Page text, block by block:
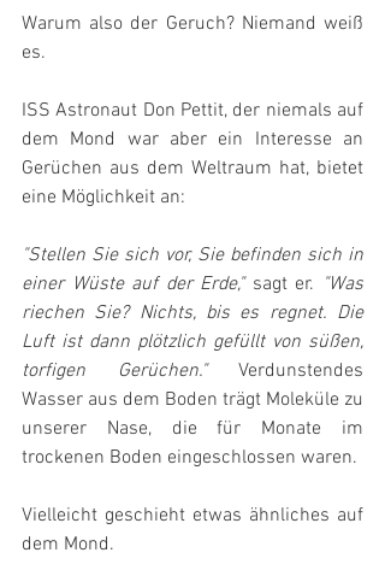
Warum also der Geruch? Niemand weiß
es.
ISS Astronaut Don Pettit, der niemals auf
dem Mond war aber ein Interesse an
Gerüchen aus dem Weltraum hat, bietet
eine Möglichkeit an:
"Stellen Sie sich vor, Sie befinden sich in
einer Wüste auf der Erde," sagt er. "Was
riechen Sie? Nichts, bis es regnet. Die
Luft ist dann plötzlich gefüllt von süßen,
torfigen Gerüchen." Verdunstendes
Wasser aus dem Boden trägt Moleküle zu
unserer Nase, die für Monate im
trockenen Boden eingeschlossen waren.
Vielleicht geschieht etwas ähnliches auf
dem Mond.